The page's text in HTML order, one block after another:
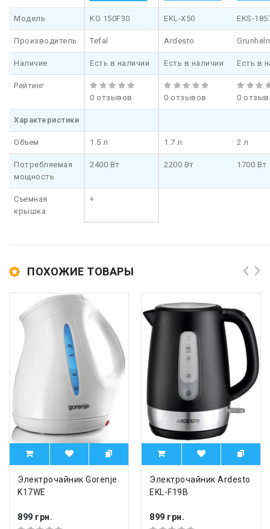
Модель KO 150F30 EKL-X50 EKS-
Производитель Tefal Ardesto
Наличие Есть в наличии Есть в наличии Есть в
Рейтинг
0 отзывов
0 отзывов 0
Характеристики
Объем 1.5 л 1.7 л 2 л
Потребляемая
мощность
2400 Вт 2200 Вт 1700 Вт
Съемная
крышка
+
ПОХОЖИЕ ТОВАРЫ
Электрочайник Gorenje
K17WE
899 грн.
Электрочайник Ardesto
EKL-F19B
899 грн.